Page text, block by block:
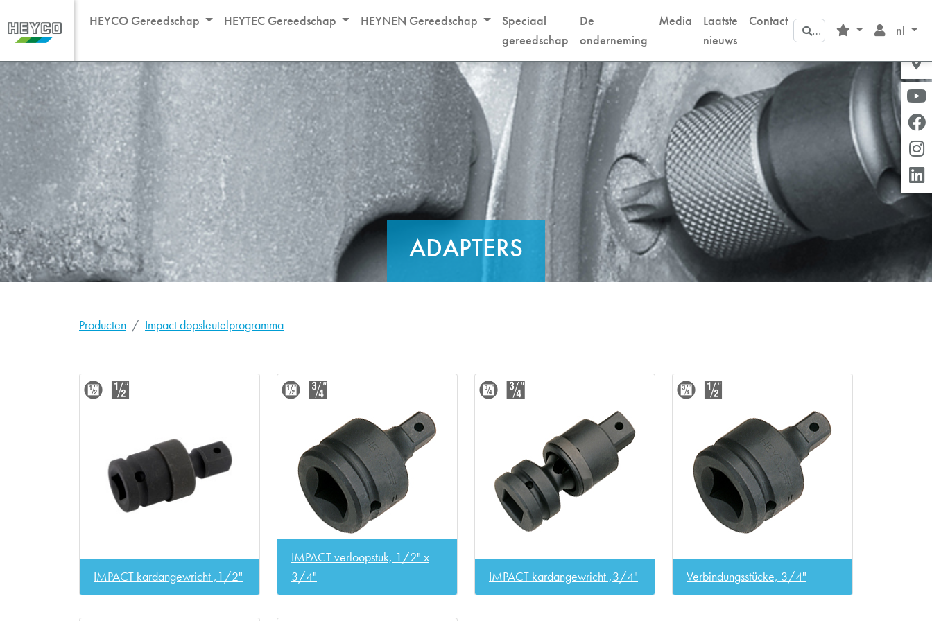
HEYCO Gereedschap HEYTEC Gereedschap HEYNEN Gereedschap
Speciaal
gereedschap
De
onderneming
Media
Laatste
nieuws
Contact
Zoeken nl
ADAPTERS
Producten Impact dopsleutelprogramma
IMPACT kardangewricht ,1/2"
IMPACT verloopstuk, 1/2" x
3/4"
IMPACT kardangewricht ,3/4" Verbindungsstücke, 3/4"